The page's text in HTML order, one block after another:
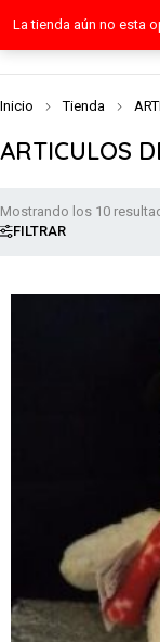
La tienda aún no esta
ARTICULOS
Inicio Tienda
FILTRAR
Mostrando los 10